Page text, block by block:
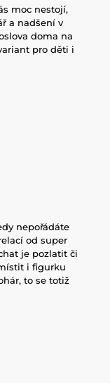
moc nestojí,
a nadšení v
doma na
pro děti i
nepořádáte
od super
je pozlatit či
i figurku
to se totiž